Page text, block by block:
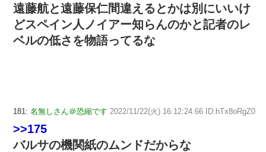
遠藤航と遠藤保仁間違えるとかは別にいいけ
どスペイン人ノイアー知らんのかと記者のレ
ベルの低さを物語ってるな
181: 名無しさん＠恐縮です 2022/11/22(火) 16:12:24.66 ID:hTx8oRgZ0
>>175
バルサの機関紙のムンドだからな